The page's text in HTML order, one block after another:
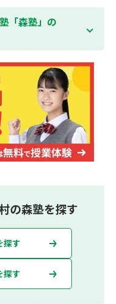
して授業を行う学校の
りますが、個別指導
ピードに合わせて個別
「森塾」の
に生徒2人まで」の個
保証」が大評判の塾
心の授業料」で、多
いております。
の森塾を探す
探す
探す